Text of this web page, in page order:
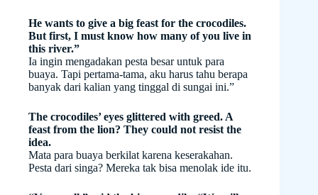
He wants to give a big feast for the crocodiles.
But first, I must know how many of you live in
this river.”
Ia ingin mengadakan pesta besar untuk para
buaya. Tapi pertama-tama, aku harus tahu berapa
banyak dari kalian yang tinggal di sungai ini.”
The crocodiles’ eyes glittered with greed. A
feast from the lion? They could not resist the
idea.
Mata para buaya berkilat karena keserakahan.
Pesta dari singa? Mereka tak bisa menolak ide itu.